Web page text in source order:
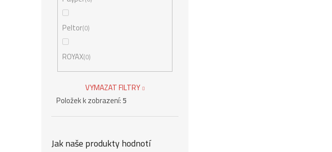
Peltor 0
ROYAX 0
VYMAZAT FILTRY
Položek k zobrazení:5
Jak naše produkty hodnotí